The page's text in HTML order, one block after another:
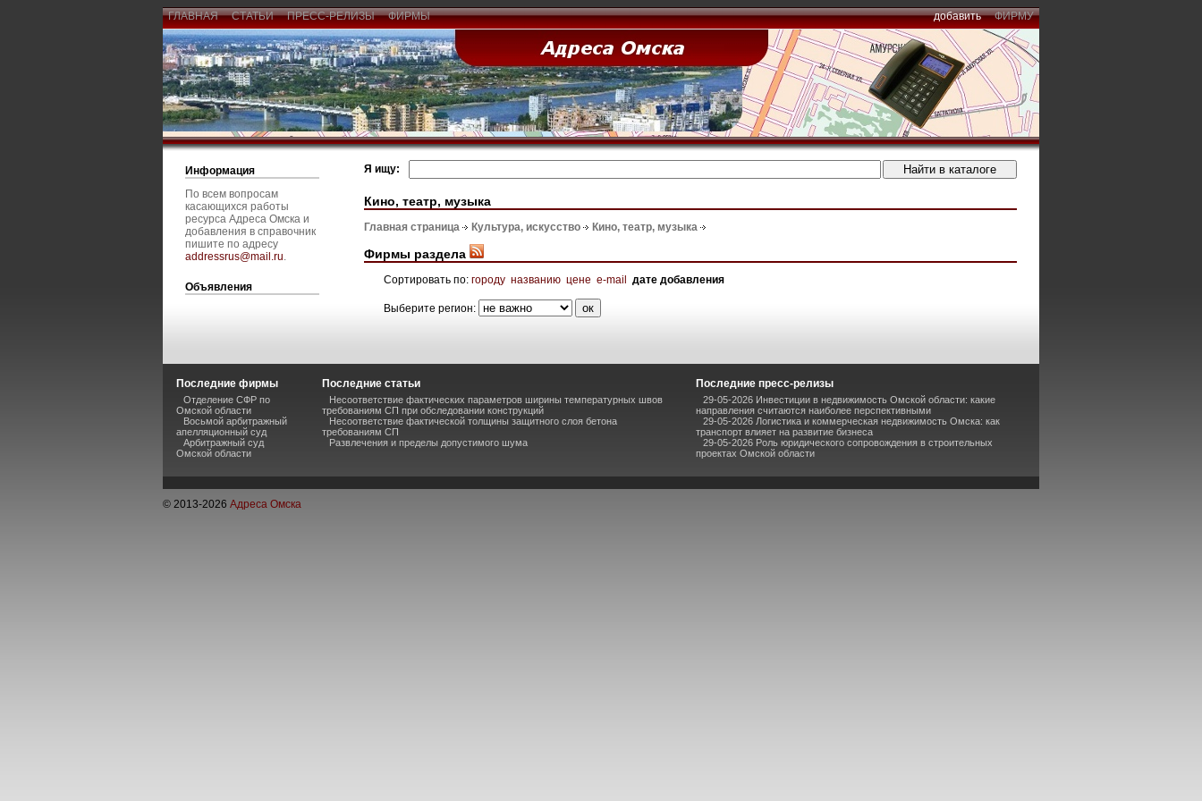
ГЛАВНАЯ СТАТЬИ ПРЕСС-РЕЛИЗЫ ФИРМЫ добавить ФИРМУ
Информация
По всем вопросам
касающихся работы
ресурса Адреса Омска и
добавления в справочник
пишите по адресу
addressrus@mail.ru.
Объявления
Я ищу:
Кино, театр, музыка
Главная страница Культура, искусство Кино, театр, музыка
Фирмы раздела
Сортировать по: городу названию цене e-mail дате добавления
Выберите регион:
Последние фирмы
Отделение СФР по
Омской области
Восьмой арбитражный
апелляционный суд
Арбитражный суд
Омской области
Последние статьи
Несоответствие фактических параметров ширины температурных швов
требованиям СП при обследовании конструкций
Несоответствие фактической толщины защитного слоя бетона
требованиям СП
Развлечения и пределы допустимого шума
Последние пресс-релизы
29-05-2026 Инвестиции в недвижимость Омской области: какие
направления считаются наиболее перспективными
29-05-2026 Логистика и коммерческая недвижимость Омска: как
транспорт влияет на развитие бизнеса
29-05-2026 Роль юридического сопровождения в строительных
проектах Омской области
© 2013-2026 Адреса Омска